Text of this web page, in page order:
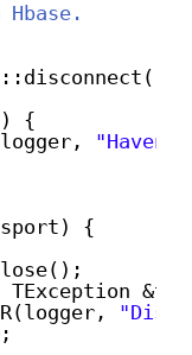
{
{
TException
;